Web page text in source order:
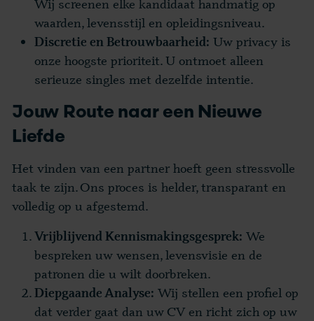
Wij screenen elke kandidaat handmatig op
waarden, levensstijl en opleidingsniveau.
Discretie en Betrouwbaarheid: Uw privacy is
onze hoogste prioriteit. U ontmoet alleen
serieuze singles met dezelfde intentie.
Jouw Route naar een Nieuwe
Liefde
Het vinden van een partner hoeft geen stressvolle
taak te zijn. Ons proces is helder, transparant en
volledig op u afgestemd.
Vrijblijvend Kennismakingsgesprek: We
bespreken uw wensen, levensvisie en de
patronen die u wilt doorbreken.
Diepgaande Analyse: Wij stellen een profiel op
dat verder gaat dan uw CV en richt zich op uw